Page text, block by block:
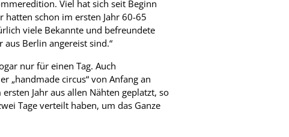
Viel hat sich seit Beginn
hatten schon im ersten Jahr 60-65
viele Bekannte und befreundete
aus Berlin angereist sind.“
nur für einen Tag. Auch
„handmade circus“ von Anfang an
Jahr aus allen Nähten geplatzt, so
Tage verteilt haben, um das Ganze